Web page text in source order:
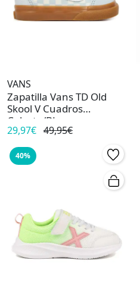
VANS
Zapatilla Vans TD Old
Skool V Cuadros
Celeste/BL
29,97€ 49,95€
40%